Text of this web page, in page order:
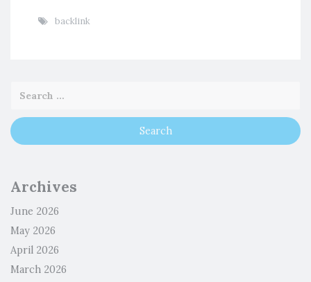
backlink
Archives
June 2026
May 2026
April 2026
March 2026